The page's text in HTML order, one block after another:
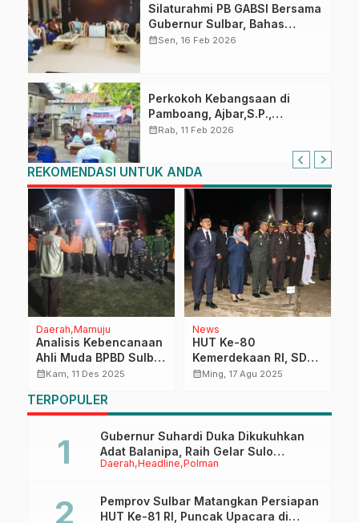
Silaturahmi PB GABSI Bersama
Gubernur Sulbar, Bahas
Persiapan Kejurnas Bridge ke-
calendar_monthSen, 16 Feb 2026
Perkokoh Kebangsaan di
Pamboang, Ajbar,S.P.,
Sosialisasi Empat Pilar di Desa
calendar_monthRab, 11 Feb 2026
REKOMENDASI UNTUK ANDA
Daerah Mamuju
Analisis Kebencanaan
Ahli Muda BPBD Sulbar
Beri Arahan Strategis
Siaga Darurat
calendar_monthKam, 11 Des 2025
News
HUT Ke-80
Kemerdekaan RI, SDK:
Momentum untuk
calendar_monthMing, 17 Agu 2025
TERPOPULER
Daerah Headline Polman
Gubernur Suhardi Duka Dikukuhkan
Adat Balanipa, Raih Gelar Sulo
Tappidena
Pemprov Sulbar Matangkan Persiapan
HUT Ke-81 RI, Puncak Upacara di